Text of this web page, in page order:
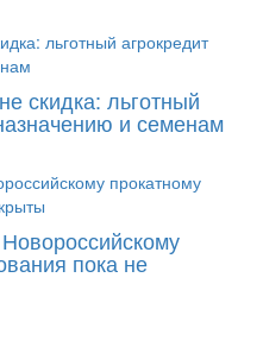
скидка: льготный
и семенам
пока не